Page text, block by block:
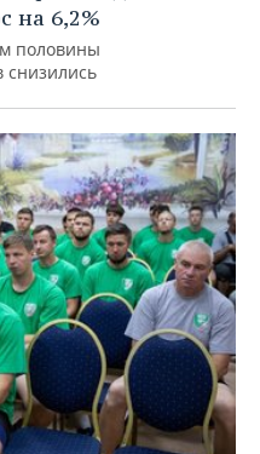
на 6,2%
половины